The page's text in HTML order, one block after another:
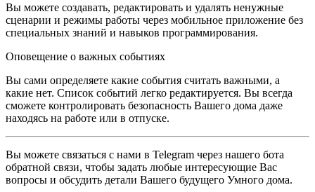
Вы можете создавать, редактировать и удалять ненужные
сценарии и режимы работы через мобильное приложение без
специальных знаний и навыков программирования.
Оповещение о важных событиях
Вы сами определяете какие события считать важными, а
какие нет. Список событий легко редактируется. Вы всегда
сможете контролировать безопасность Вашего дома даже
находясь на работе или в отпуске.
Вы можете связаться с нами в Telegram через нашего бота
обратной связи, чтобы задать любые интересующие Вас
вопросы и обсудить детали Вашего будущего Умного дома.